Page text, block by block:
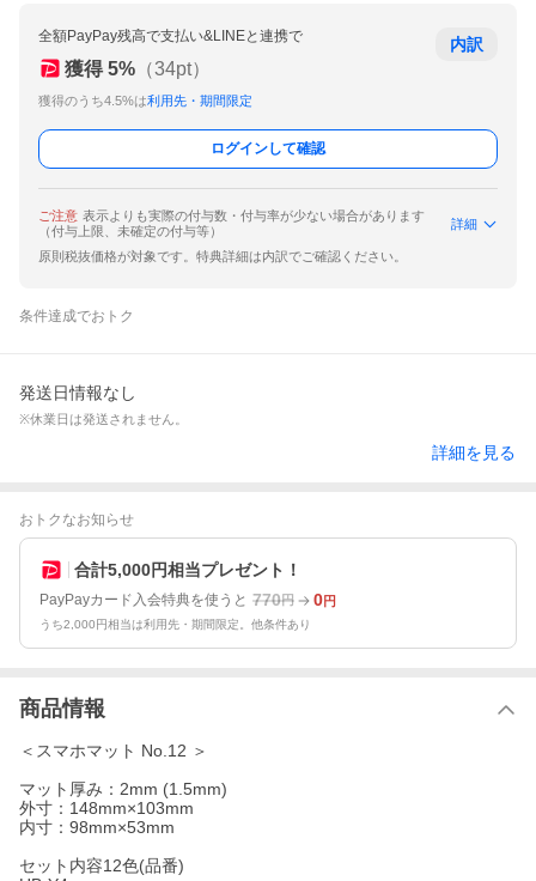
全額PayPay残高で支払い&LINEと連携で
獲得 5% （34pt）
獲得のうち4.5%は利用先・期間限定
内訳
ログインして確認
ご注意 表示よりも実際の付与数・付与率が少ない場合があります
（付与上限、未確定の付与等）
詳細
原則税抜価格が対象です。特典詳細は内訳でご確認ください。
条件達成でおトク
発送日情報なし
※休業日は発送されません。
詳細を見る
おトクなお知らせ
合計5,000円相当プレゼント！
PayPayカード入会特典を使うと 770円 0円
うち2,000円相当は利用先・期間限定。他条件あり
商品情報
＜スマホマット No.12 ＞
マット厚み：2mm (1.5mm)
外寸：148mm×103mm
内寸：98mm×53mm
セット内容12色(品番)